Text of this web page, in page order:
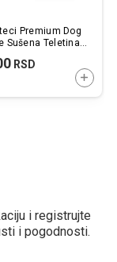
Premium Dog
Sušena Teletina
RSD
i registrujte
i pogodnosti.